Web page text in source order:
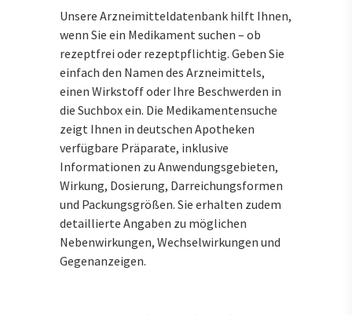
Unsere Arzneimitteldatenbank hilft Ihnen,
wenn Sie ein Medikament suchen – ob
rezeptfrei oder rezeptpflichtig. Geben Sie
einfach den Namen des Arzneimittels,
einen Wirkstoff oder Ihre Beschwerden in
die Suchbox ein. Die Medikamentensuche
zeigt Ihnen in deutschen Apotheken
verfügbare Präparate, inklusive
Informationen zu Anwendungsgebieten,
Wirkung, Dosierung, Darreichungsformen
und Packungsgrößen. Sie erhalten zudem
detaillierte Angaben zu möglichen
Nebenwirkungen, Wechselwirkungen und
Gegenanzeigen.